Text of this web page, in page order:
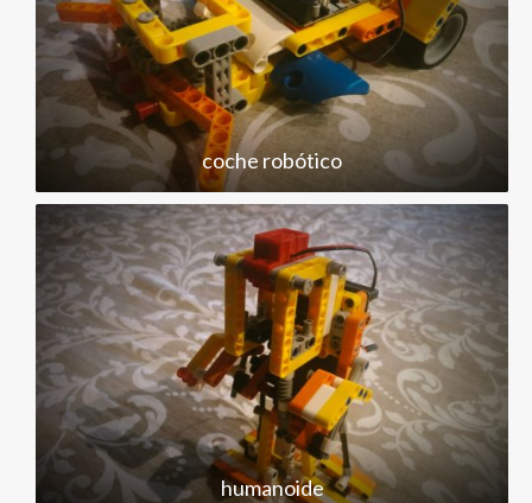
coche robótico
humanoide